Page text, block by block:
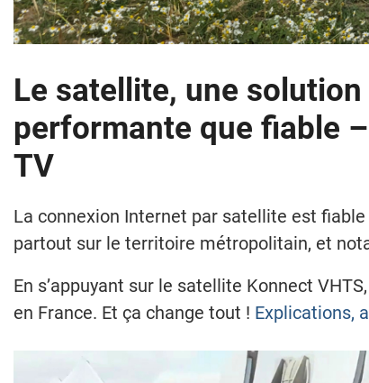
Le satellite, une
performante que fiable
TV
La connexion Internet par satellite est
partout sur le territoire métropolitain, et
En s’appuyant sur le satellite Konnect
en France. Et ça change tout ! Explications,